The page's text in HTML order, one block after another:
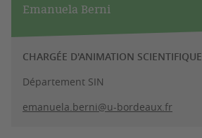
Emanuela Berni
CHARGÉE D'ANIMATION SCIENTIFIQUE
Département SIN
emanuela.berni@u-bordeaux.fr